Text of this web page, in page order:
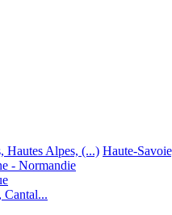
Hautes Alpes, (...) Haute-
- Normandie
Cantal...